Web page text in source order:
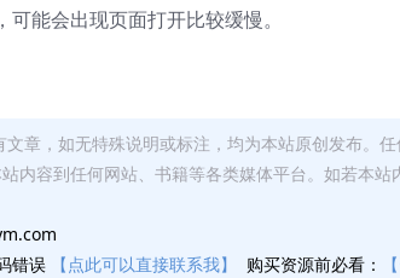
可能会出现页面打开比较缓慢。
文章，如无特殊说明或标注，均为本站原创发布。
内容到任何网站、书籍等各类媒体平台。如若本
错误
【点此可以直接联系我】 购买资源前必看：